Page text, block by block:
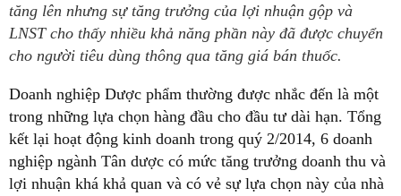
tăng lên nhưng sự tăng trưởng của lợi nhuận gộp và
LNST cho thấy nhiều khả năng phần này đã được chuyển
cho người tiêu dùng thông qua tăng giá bán thuốc.
Doanh nghiệp Dược phẩm thường được nhắc đến là một
trong những lựa chọn hàng đầu cho đầu tư dài hạn. Tổng
kết lại hoạt động kinh doanh trong quý 2/2014, 6 doanh
nghiệp ngành Tân dược có mức tăng trưởng doanh thu và
lợi nhuận khá khả quan và có vẻ sự lựa chọn này của nhà